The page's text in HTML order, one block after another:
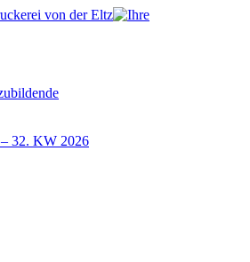
32. KW 2026